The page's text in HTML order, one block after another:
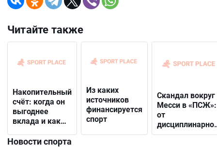
Читайте также
Накопительный
счёт: когда он
выгоднее
вклада и как
подходящий
Из каких
источников
финансируется
спорт
Скандал вокруг
Месси в «ПСЖ»:
от
решения до
Новости спорта